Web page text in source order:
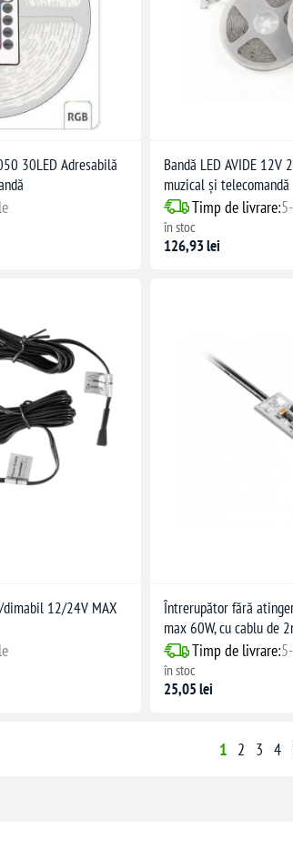
30LED Adresabilă
Bandă LED AVIDE 12V
muzical și telecomandă
Timp de livrare:
în stoc
126,93 lei
dimabil 12/24V MAX
Întrerupător fără
max 60W, cu cablu de
Timp de livrare:
în stoc
25,05 lei
1 2 3 4